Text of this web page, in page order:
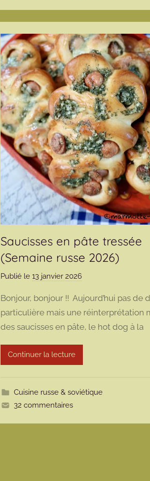
Saucisses en pâte tressée
(Semaine russe 2026)
Publié le 13 janvier 2026p
r
m
a
o
t
Bonjour, bonjour !! Aujourd’hui pas de
particulière mais une réinterprétation
des saucisses en pâte, le hot dog à la
Continuer la lecture
Cuisine russe & soviétique
32 commentaires